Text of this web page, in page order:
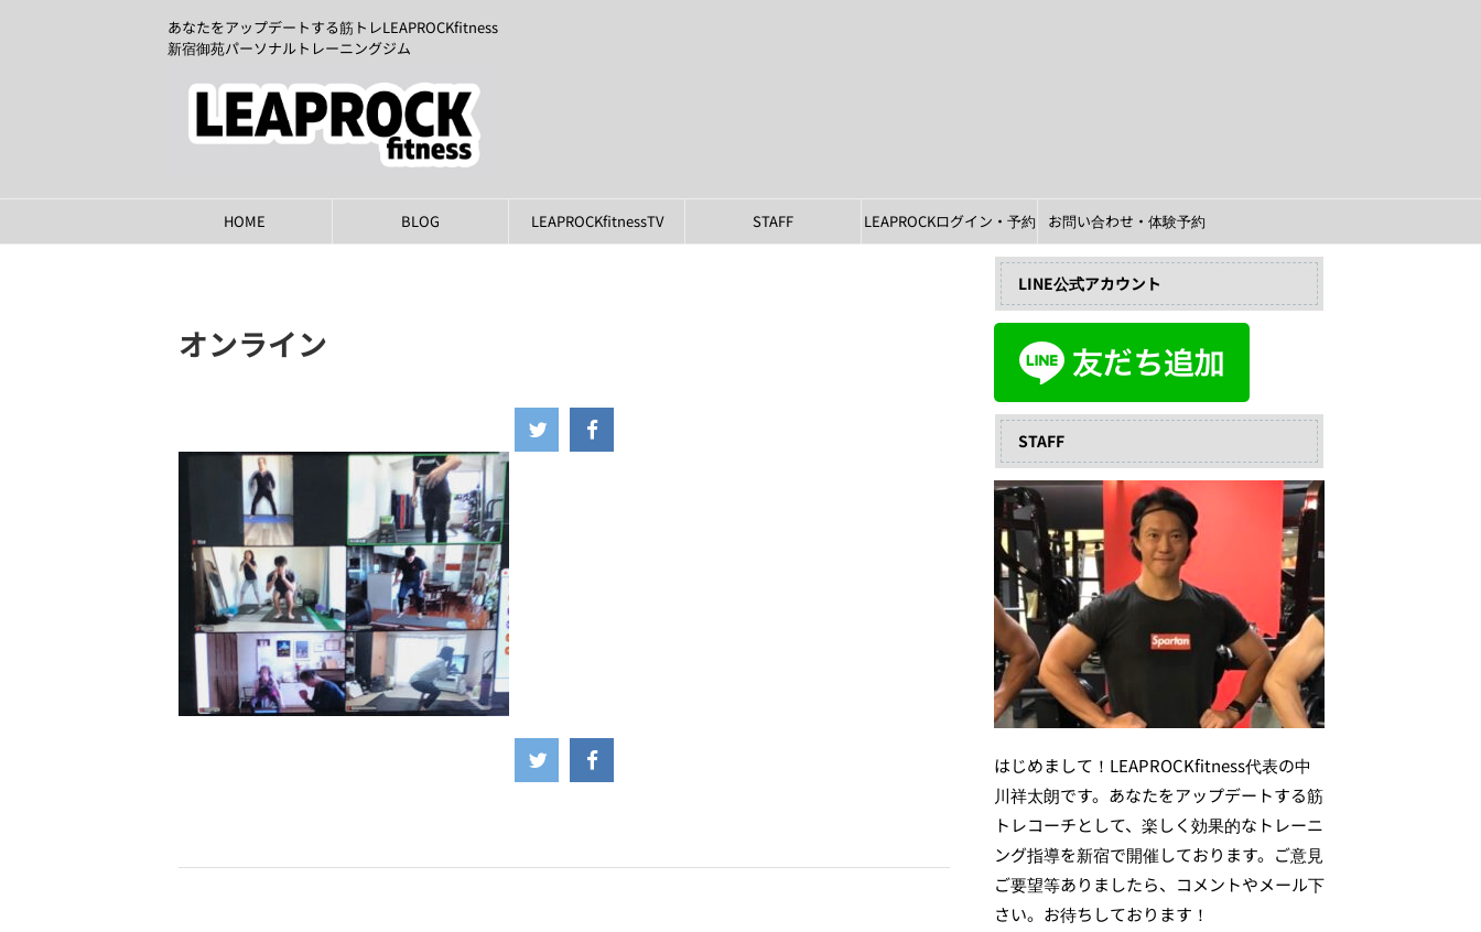
あなたをアップデートする筋トレLEAPROCKfitness
新宿御苑パーソナルトレーニングジム
HOME BLOG LEAPROCKfitnessTV STAFF LEAPROCKログイン・予約 お問い合わせ・体験予約
オンライン
LINE公式アカウント
STAFF
はじめまして！LEAPROCKfitness代表の中
川祥太朗です。あなたをアップデートする筋
トレコーチとして、楽しく効果的なトレーニ
ング指導を新宿で開催しております。ご意見
ご要望等ありましたら、コメントやメール下
さい。お待ちしております！